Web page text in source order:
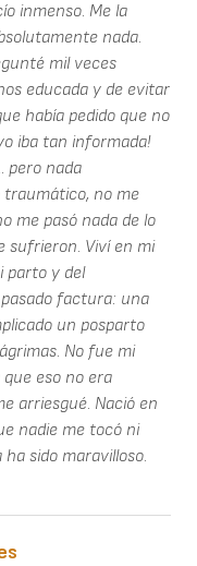
inmenso. Me la
nada.
mil veces
educada y de evitar
había pedido que no
iba tan informada!
pero nada
traumático, no me
me pasó nada de lo
sufrieron. Viví en mi
parto y del
factura: una
un posparto
No fue mi
eso no era
arriesgué. Nació en
nadie me tocó ni
sido maravilloso.